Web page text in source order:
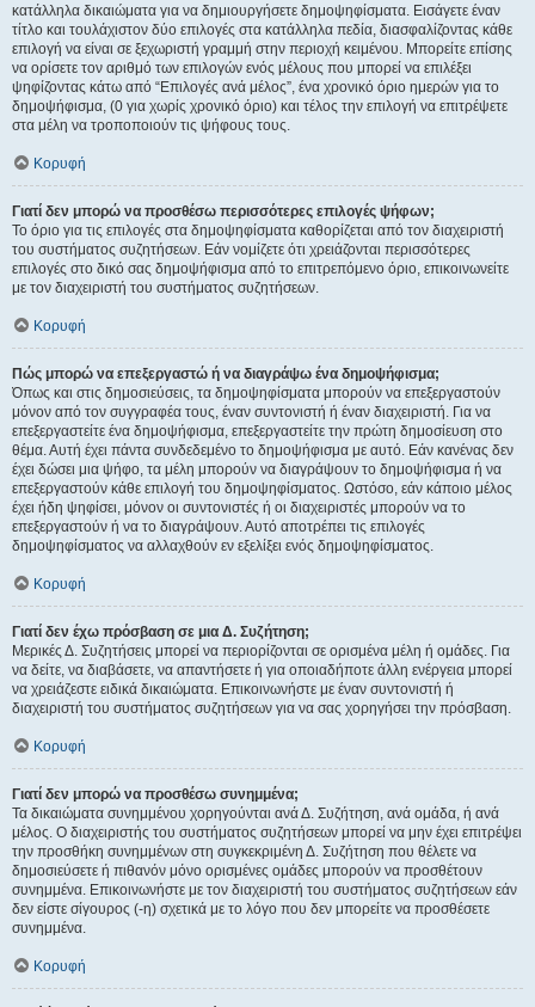
κατάλληλα δικαιώματα για να δημιουργήσετε δημοψηφίσματα. Εισάγετε έναν
τίτλο και τουλάχιστον δύο επιλογές στα κατάλληλα πεδία, διασφαλίζοντας κάθε
επιλογή να είναι σε ξεχωριστή γραμμή στην περιοχή κειμένου. Μπορείτε επίσης
να ορίσετε τον αριθμό των επιλογών ενός μέλους που μπορεί να επιλέξει
ψηφίζοντας κάτω από “Επιλογές ανά μέλος”, ένα χρονικό όριο ημερών για το
δημοψήφισμα, (0 για χωρίς χρονικό όριο) και τέλος την επιλογή να επιτρέψετε
στα μέλη να τροποποιούν τις ψήφους τους.
Κορυφή
Γιατί δεν μπορώ να προσθέσω περισσότερες επιλογές ψήφων;
Το όριο για τις επιλογές στα δημοψηφίσματα καθορίζεται από τον διαχειριστή
του συστήματος συζητήσεων. Εάν νομίζετε ότι χρειάζονται περισσότερες
επιλογές στο δικό σας δημοψήφισμα από το επιτρεπόμενο όριο, επικοινωνείτε
με τον διαχειριστή του συστήματος συζητήσεων.
Κορυφή
Πώς μπορώ να επεξεργαστώ ή να διαγράψω ένα δημοψήφισμα;
Όπως και στις δημοσιεύσεις, τα δημοψηφίσματα μπορούν να επεξεργαστούν
μόνον από τον συγγραφέα τους, έναν συντονιστή ή έναν διαχειριστή. Για να
επεξεργαστείτε ένα δημοψήφισμα, επεξεργαστείτε την πρώτη δημοσίευση στο
θέμα. Αυτή έχει πάντα συνδεδεμένο το δημοψήφισμα με αυτό. Εάν κανένας δεν
έχει δώσει μια ψήφο, τα μέλη μπορούν να διαγράψουν το δημοψήφισμα ή να
επεξεργαστούν κάθε επιλογή του δημοψηφίσματος. Ωστόσο, εάν κάποιο μέλος
έχει ήδη ψηφίσει, μόνον οι συντονιστές ή οι διαχειριστές μπορούν να το
επεξεργαστούν ή να το διαγράψουν. Αυτό αποτρέπει τις επιλογές
δημοψηφίσματος να αλλαχθούν εν εξελίξει ενός δημοψηφίσματος.
Κορυφή
Γιατί δεν έχω πρόσβαση σε μια Δ. Συζήτηση;
Μερικές Δ. Συζητήσεις μπορεί να περιορίζονται σε ορισμένα μέλη ή ομάδες. Για
να δείτε, να διαβάσετε, να απαντήσετε ή για οποιαδήποτε άλλη ενέργεια μπορεί
να χρειάζεστε ειδικά δικαιώματα. Επικοινωνήστε με έναν συντονιστή ή
διαχειριστή του συστήματος συζητήσεων για να σας χορηγήσει την πρόσβαση.
Κορυφή
Γιατί δεν μπορώ να προσθέσω συνημμένα;
Τα δικαιώματα συνημμένου χορηγούνται ανά Δ. Συζήτηση, ανά ομάδα, ή ανά
μέλος. Ο διαχειριστής του συστήματος συζητήσεων μπορεί να μην έχει επιτρέψει
την προσθήκη συνημμένων στη συγκεκριμένη Δ. Συζήτηση που θέλετε να
δημοσιεύσετε ή πιθανόν μόνο ορισμένες ομάδες μπορούν να προσθέτουν
συνημμένα. Επικοινωνήστε με τον διαχειριστή του συστήματος συζητήσεων εάν
δεν είστε σίγουρος (-η) σχετικά με το λόγο που δεν μπορείτε να προσθέσετε
συνημμένα.
Κορυφή